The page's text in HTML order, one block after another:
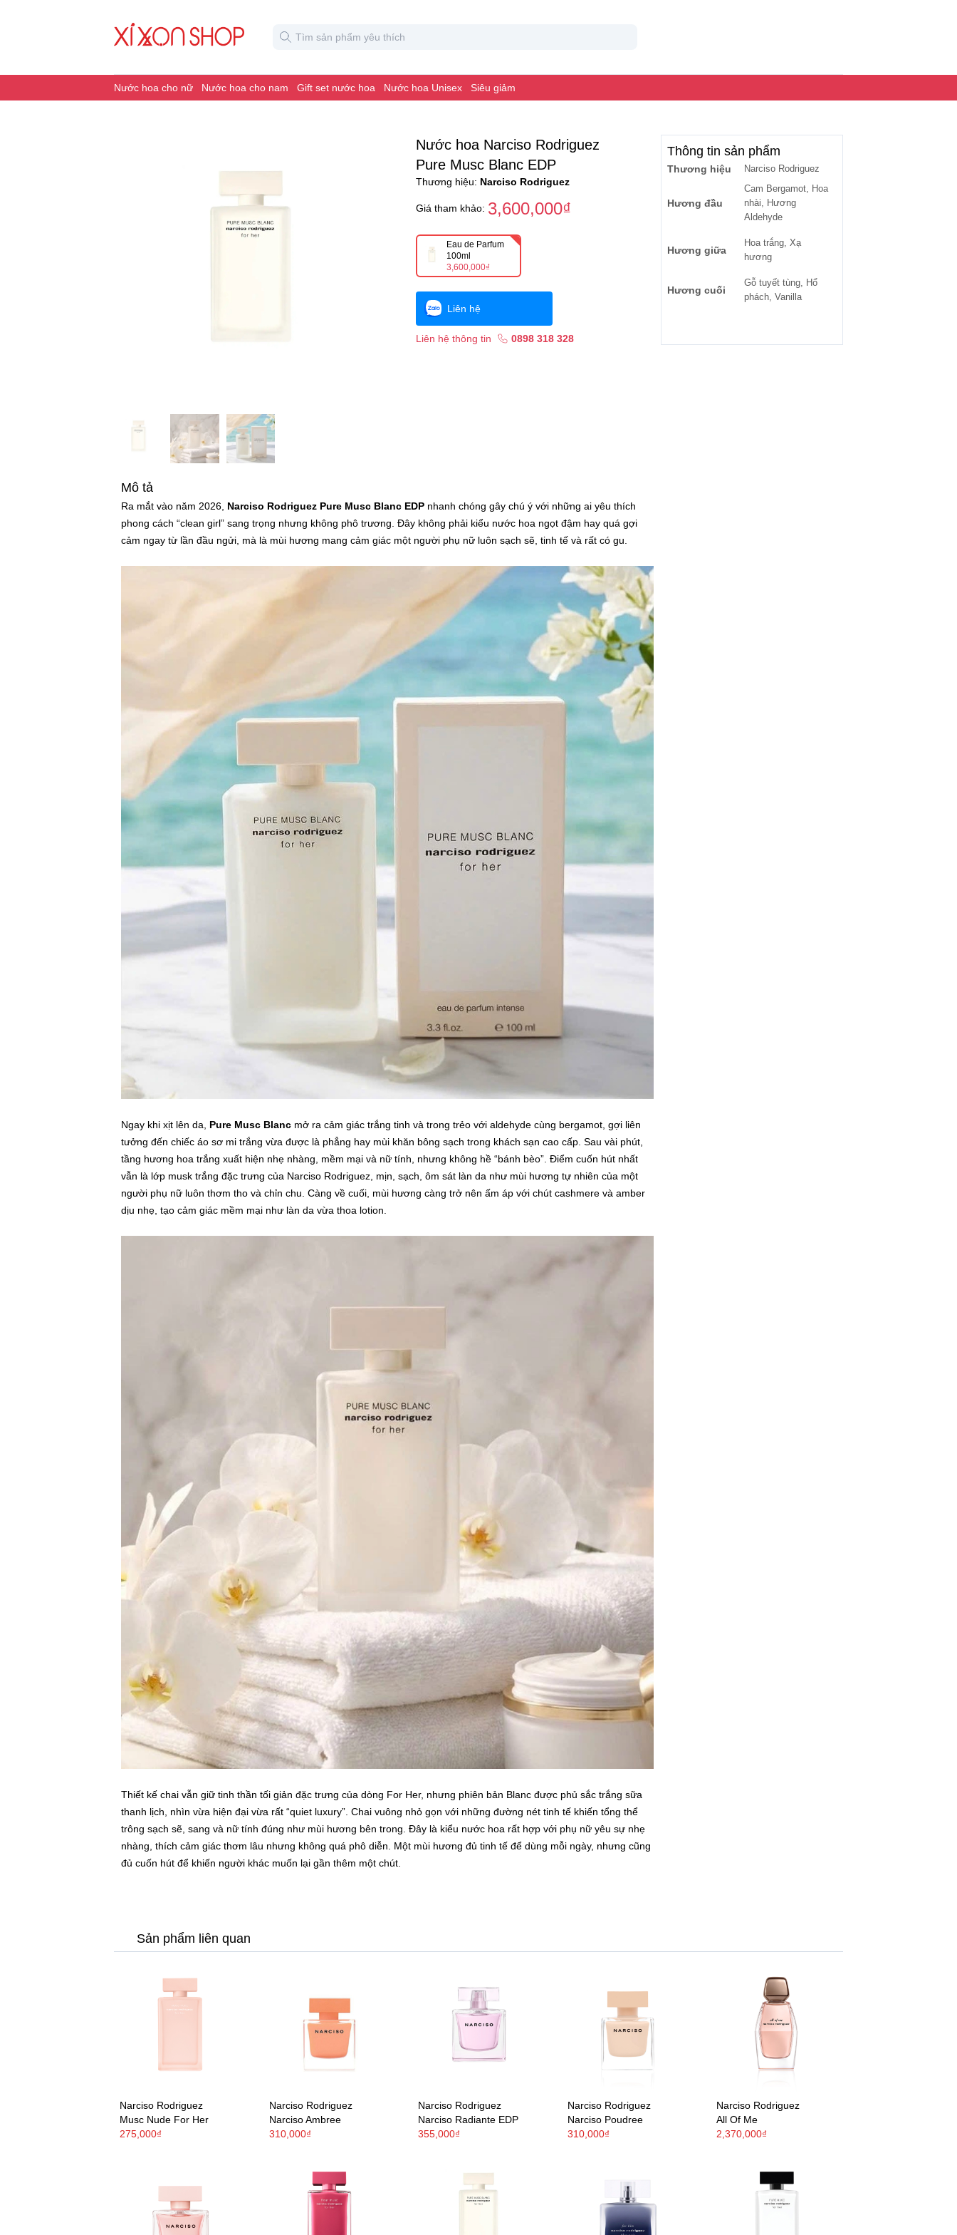
Nước hoa cho nữ Nước hoa cho nam Gift set nước hoa Nước hoa Unisex Siêu giảm
Nước hoa Narciso Rodriguez
Pure Musc Blanc EDP
Thương hiệu: Narciso Rodriguez
Giá tham khảo: 3,600,000₫
Eau de Parfum
100ml
3,600,000₫
Liên hệ
Liên hệ thông tin 0898 318 328
Mô tả
Ra mắt vào năm 2026, Narciso Rodriguez Pure Musc Blanc EDP nhanh chóng gây chú ý với những ai yêu thích
phong cách “clean girl” sang trọng nhưng không phô trương. Đây không phải kiểu nước hoa ngọt đậm hay quá gợi
cảm ngay từ lần đầu ngửi, mà là mùi hương mang cảm giác một người phụ nữ luôn sạch sẽ, tinh tế và rất có gu.
Ngay khi xịt lên da, Pure Musc Blanc mở ra cảm giác trắng tinh và trong trẻo với aldehyde cùng bergamot, gợi liên
tưởng đến chiếc áo sơ mi trắng vừa được là phẳng hay mùi khăn bông sạch trong khách sạn cao cấp. Sau vài phút,
tầng hương hoa trắng xuất hiện nhẹ nhàng, mềm mại và nữ tính, nhưng không hề “bánh bèo”. Điểm cuốn hút nhất
vẫn là lớp musk trắng đặc trưng của Narciso Rodriguez, mịn, sạch, ôm sát làn da như mùi hương tự nhiên của một
người phụ nữ luôn thơm tho và chỉn chu. Càng về cuối, mùi hương càng trở nên ấm áp với chút cashmere và amber
dịu nhẹ, tạo cảm giác mềm mại như làn da vừa thoa lotion.
Thiết kế chai vẫn giữ tinh thần tối giản đặc trưng của dòng For Her, nhưng phiên bản Blanc được phủ sắc trắng sữa
thanh lịch, nhìn vừa hiện đại vừa rất “quiet luxury”. Chai vuông nhỏ gọn với những đường nét tinh tế khiến tổng thể
trông sạch sẽ, sang và nữ tính đúng như mùi hương bên trong. Đây là kiểu nước hoa rất hợp với phụ nữ yêu sự nhẹ
nhàng, thích cảm giác thơm lâu nhưng không quá phô diễn. Một mùi hương đủ tinh tế để dùng mỗi ngày, nhưng cũng
đủ cuốn hút để khiến người khác muốn lại gần thêm một chút.
Thông tin sản phẩm
Thương hiệu Narciso Rodriguez
Hương đầu
Cam Bergamot, Hoa
nhài, Hương
Aldehyde
Hương giữa
Hoa trắng, Xạ
hương
Hương cuối
Gỗ tuyết tùng, Hổ
phách, Vanilla
Sản phẩm liên quan
Narciso Rodriguez
Musc Nude For Her
275,000₫
Narciso Rodriguez
Narciso Ambree
310,000₫
Narciso Rodriguez
Narciso Radiante EDP
355,000₫
Narciso Rodriguez
Narciso Poudree
310,000₫
Narciso Rodriguez
All Of Me
2,370,000₫